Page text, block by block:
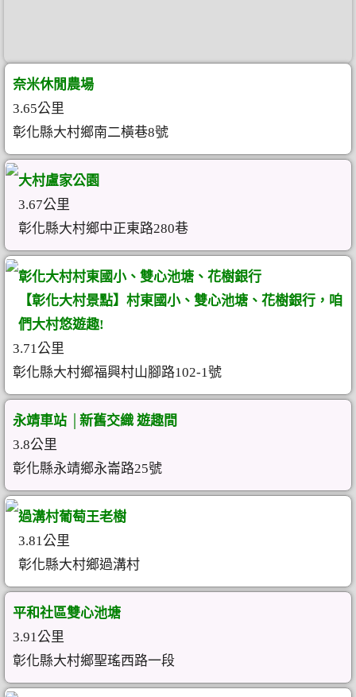
奈米休閒農場
3.65公里
彰化縣大村鄉南二橫巷8號
大村盧家公園
3.67公里
彰化縣大村鄉中正東路280巷
彰化大村村東國小、雙心池塘、花樹銀行
【彰化大村景點】村東國小、雙心池塘、花樹銀行，咱
們大村悠遊趣!
3.71公里
彰化縣大村鄉福興村山腳路102-1號
永靖車站 │新舊交織 遊趣間
3.8公里
彰化縣永靖鄉永崙路25號
過溝村葡萄王老樹
3.81公里
彰化縣大村鄉過溝村
平和社區雙心池塘
3.91公里
彰化縣大村鄉聖瑤西路一段